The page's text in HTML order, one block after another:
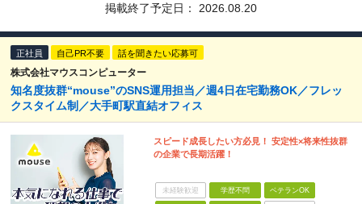
掲載終了予定日： 2026.08.20
正社員 自己PR不要 話を聞きたい応募可
株式会社マウスコンピューター
知名度抜群“mouse”のSNS運用担当／週4日在宅勤務OK／フレッ
クスタイム制／大手町駅直結オフィス
スピード成長したい方必見！ 安定性×将来性抜群
の企業で長期活躍！
未経験歓迎 学歴不問 ベテランOK